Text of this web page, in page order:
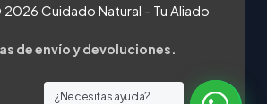
o
g
m
Cuidado Natural - Tu Aliado
de envío y devoluciones.
¿Necesitas ayuda?